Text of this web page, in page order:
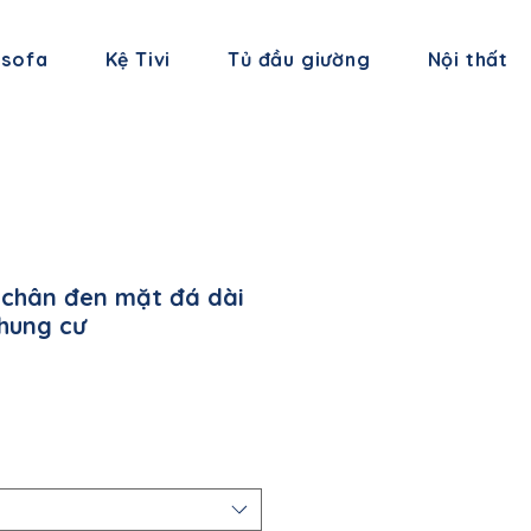
Kệ Tivi Tủ đầu giường Nội thất
đen mặt đá dài
cư